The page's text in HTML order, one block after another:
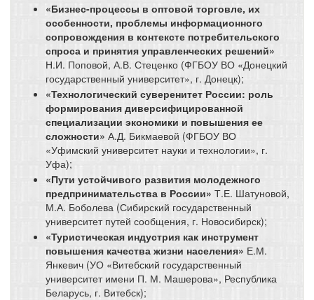
«Бизнес-процессы в оптовой торговле, их
особенности, проблемы информационного
сопровождения в контексте потребительского
спроса и принятия управленческих решений»
Н.И. Поповой, А.В. Стеценко (ФГБОУ ВО «Донецкий
государственный университет», г. Донецк);
«Технологический суверенитет России: роль
формирования диверсифицированной
специализации экономики и повышения ее
сложности» А.Д. Бикмаевой (ФГБОУ ВО
«Уфимский университет науки и технологии», г.
Уфа);
«Пути устойчивого развития молодежного
предпринимательства в России» Т.Е. Шатуновой,
М.А. Боболева (Сибирский государственный
университет путей сообщения, г. Новосибирск);
«Туристическая индустрия как инструмент
повышения качества жизни населения» Е.М.
Янкевич (УО «Витебский государственный
университет имени П. М. Машерова», Республика
Беларусь, г. Витебск);